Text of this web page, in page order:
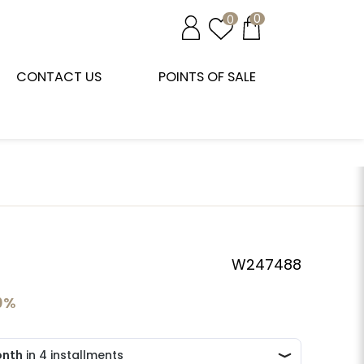
0 0
CONTACT US POINTS OF SALE
W247488